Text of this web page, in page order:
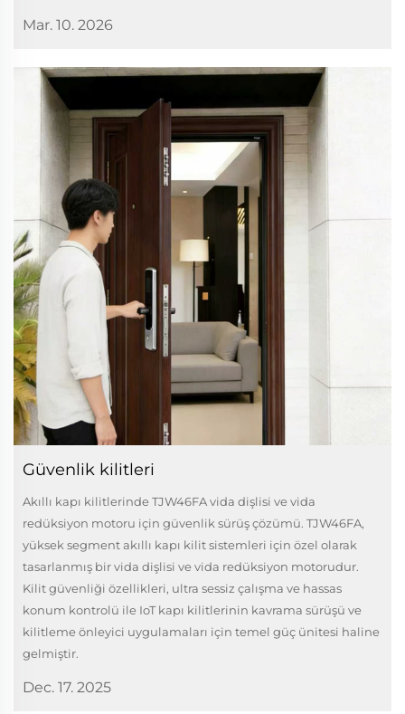
Mar. 10. 2026
Güvenlik kilitleri
Akıllı kapı kilitlerinde TJW46FA vida dişlisi ve vida
redüksiyon motoru için güvenlik sürüş çözümü. TJW46FA,
yüksek segment akıllı kapı kilit sistemleri için özel olarak
tasarlanmış bir vida dişlisi ve vida redüksiyon motorudur.
Kilit güvenliği özellikleri, ultra sessiz çalışma ve hassas
konum kontrolü ile IoT kapı kilitlerinin kavrama sürüşü ve
kilitleme önleyici uygulamaları için temel güç ünitesi haline
gelmiştir.
Dec. 17. 2025